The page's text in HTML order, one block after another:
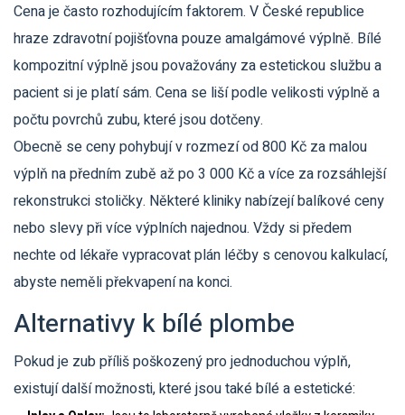
Cena je často rozhodujícím faktorem. V České republice
hraze zdravotní pojišťovna pouze amalgámové výplně. Bílé
kompozitní výplně jsou považovány za estetickou službu a
pacient si je platí sám. Cena se liší podle velikosti výplně a
počtu povrchů zubu, které jsou dotčeny.
Obecně se ceny pohybují v rozmezí od 800 Kč za malou
výplň na předním zubě až po 3 000 Kč a více za rozsáhlejší
rekonstrukci stoličky. Některé kliniky nabízejí balíkové ceny
nebo slevy při více výplních najednou. Vždy si předem
nechte od lékaře vypracovat plán léčby s cenovou kalkulací,
abyste neměli překvapení na konci.
Alternativy k bílé plombe
Pokud je zub příliš poškozený pro jednoduchou výplň,
existují další možnosti, které jsou také bílé a estetické: